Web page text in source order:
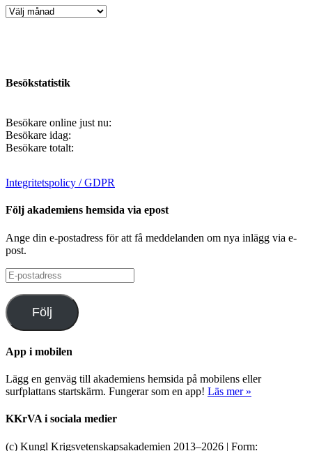
Artikelarkiv
Besökstatistik
Besökare online just nu:
Besökare idag:
Besökare totalt:
Integritetspolicy / GDPR
Följ akademiens hemsida via epost
Ange din e-postadress för att få meddelanden om nya inlägg via e-
post.
E-
postadress
Följ
App i mobilen
Lägg en genväg till akademiens hemsida på mobilens eller
surfplattans startskärm. Fungerar som en app! Läs mer »
KKrVA i sociala medier
(c) Kungl Krigsvetenskapsakademien 2013–2026 | Form: